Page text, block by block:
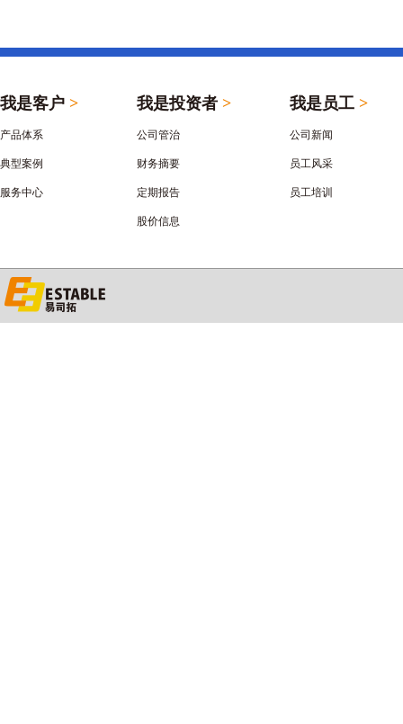
我是客户 >
产品体系
典型案例
服务中心
我是投资者 >
公司管治
财务摘要
定期报告
股价信息
我是员工 >
公司新闻
员工风采
员工培训